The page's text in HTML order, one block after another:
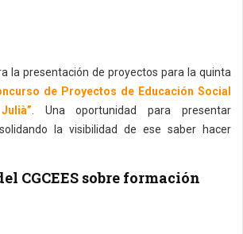
la presentación de proyectos para la quinta
de Proyectos de Educación Social
. Una oportunidad para presentar
la visibilidad de ese saber hacer
CGCEES sobre formación